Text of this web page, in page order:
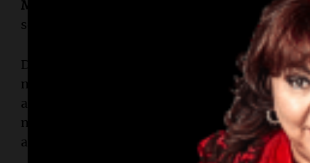
Miguel Lifschitz
. “La recuperación de la costa
se le ocurrió abrazar el río; fue fruto de
Durante la entrevista, el diputado también
norte no pasaron por el
Concejo Municipalni
a que parte del financiamiento llegará desde la
necesidad de sumar ámbitos de participación y
avanzar con proyectos de gran escala.